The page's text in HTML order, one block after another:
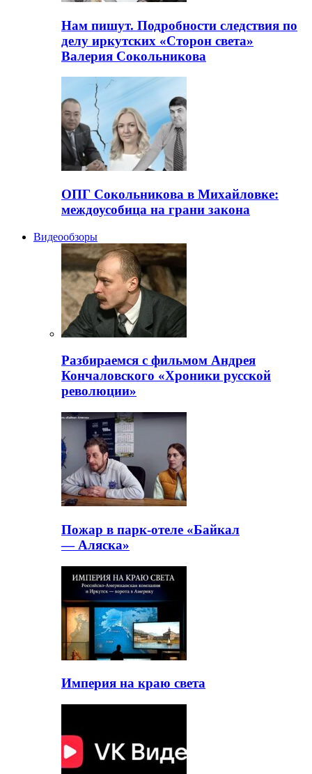
Нам пишут. Подробности следствия по
делу иркутских «Сторон света»
Валерия Сокольникова
ОПГ Сокольникова в Михайловке:
междоусобица на грани закона
Видеообзоры
Разбираемся с фильмом Андрея
Кончаловского «Хроники русской
революции»
Пожар в парк-отеле «Байкал
— Аляска»
Империя на краю света